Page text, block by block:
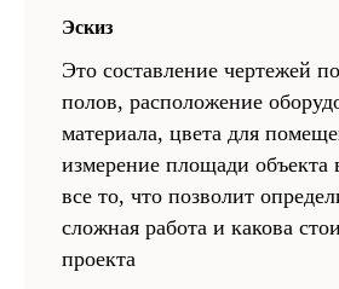
Эскиз
Это составление чертежей
полов, расположение
материала, цвета для
измерение площади объекта
все то, что позволит
сложная работа и какова
проекта